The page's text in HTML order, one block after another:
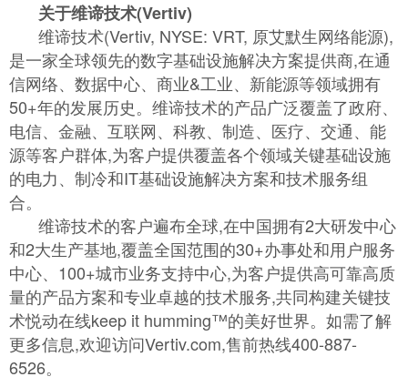
关于维谛技术(Vertiv)
维谛技术(Vertiv, NYSE: VRT, 原艾默生网络能源),
是一家全球领先的数字基础设施解决方案提供商,在通
信网络、数据中心、商业&工业、新能源等领域拥有
50+年的发展历史。维谛技术的产品广泛覆盖了政府、
电信、金融、互联网、科教、制造、医疗、交通、能
源等客户群体,为客户提供覆盖各个领域关键基础设施
的电力、制冷和IT基础设施解决方案和技术服务组
合。
维谛技术的客户遍布全球,在中国拥有2大研发中心
和2大生产基地,覆盖全国范围的30+办事处和用户服务
中心、100+城市业务支持中心,为客户提供高可靠高质
量的产品方案和专业卓越的技术服务,共同构建关键技
术悦动在线keep it humming™的美好世界。如需了解
更多信息,欢迎访问Vertiv.com,售前热线400-887-
6526。